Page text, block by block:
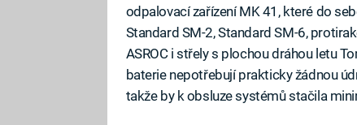
odpalovací zařízení MK 41, které do
Standard SM-2, Standard SM-6,
ASROC i střely s plochou dráhou letu
baterie nepotřebují prakticky žádnou
takže by k obsluze systémů stačila